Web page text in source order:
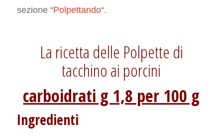
sezione “Polpettando“.
La ricetta delle Polpette di
tacchino ai porcini
carboidrati g 1,8 per 100 g
Ingredienti